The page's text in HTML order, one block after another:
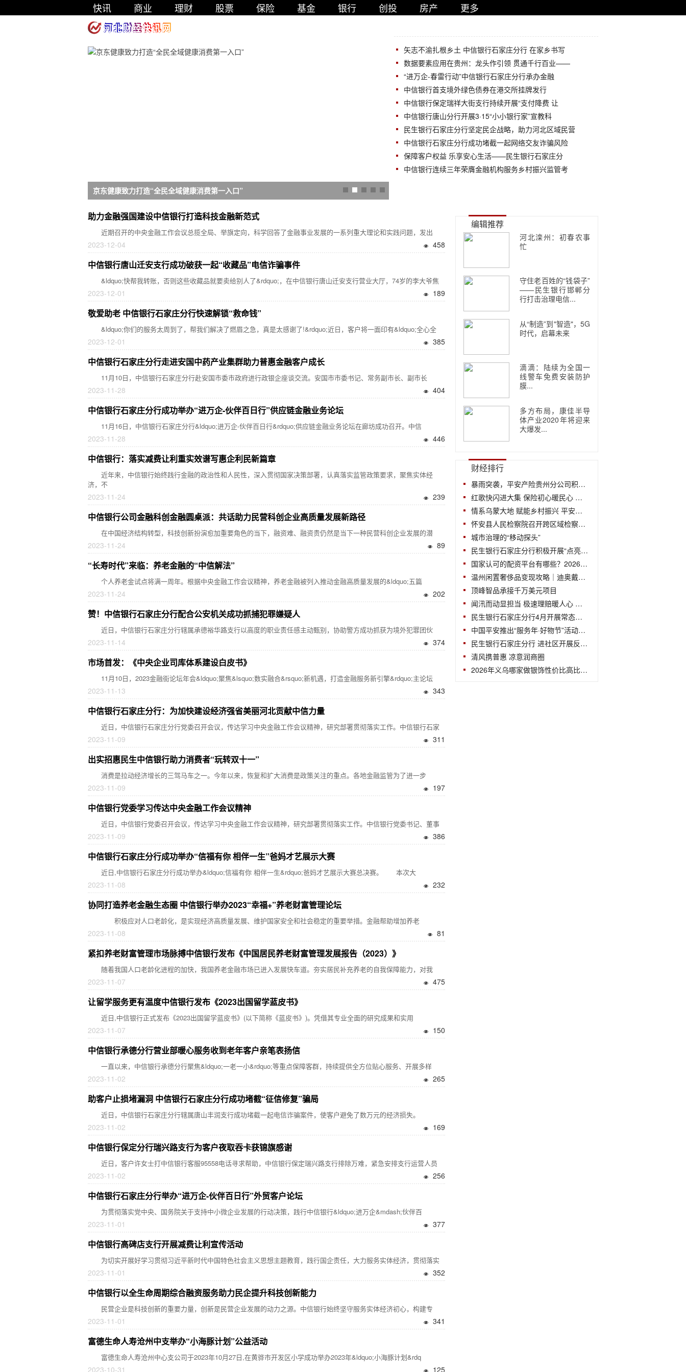
快讯 商业 理财 股票 保险 基金 银行 创投 房产 更多
京东健康致力打造“全民全域健康消费第一入口”
矢志不渝扎根乡土 中信银行石家庄分行 在家乡书写
数据要素应用在贵州：龙头作引领 贯通千行百业——
“进万企-春雷行动”中信银行石家庄分行承办金融
中信银行首支境外绿色债券在港交所挂牌发行
中信银行保定瑞祥大街支行持续开展“支付降费 让
中信银行唐山分行开展3·15“小小银行家”宣教科
民生银行石家庄分行坚定民企战略，助力河北区域民营
中信银行石家庄分行成功堵截一起网络交友诈骗风险
保障客户权益 乐享安心生活——民生银行石家庄分
中信银行连续三年荣膺金融机构服务乡村振兴监管考
助力金融强国建设中信银行打造科技金融新范式
近期召开的中央金融工作会议总揽全局、举旗定向，科学回答了金融事业发展的一系列重大理论和实践问题，发出
2023-12-04 458
中信银行唐山迁安支行成功破获一起“收藏品”电信诈骗事件
&ldquo;快帮我转账，否则这些收藏品就要卖给别人了&rdquo;，在中信银行唐山迁安支行营业大厅，74岁的李大爷焦
2023-12-01 189
敬爱助老 中信银行石家庄分行快速解锁“救命钱”
&ldquo;你们的服务太周到了，帮我们解决了燃眉之急，真是太感谢了!&rdquo;近日，客户将一面印有&ldquo;全心全
2023-12-01 385
中信银行石家庄分行走进安国中药产业集群助力普惠金融客户成长
11月10日，中信银行石家庄分行赴安国市委市政府进行政银企座谈交流。安国市市委书记、常务副市长、副市长
2023-11-28 404
中信银行石家庄分行成功举办“进万企-伙伴百日行”供应链金融业务论坛
11月16日，中信银行石家庄分行&ldquo;进万企-伙伴百日行&rdquo;供应链金融业务论坛在廊坊成功召开。中信
2023-11-28 446
中信银行：落实减费让利重实效谱写惠企利民新篇章
近年来，中信银行始终践行金融的政治性和人民性，深入贯彻国家决策部署，认真落实监管政策要求，聚焦实体经
济，不
2023-11-24 239
中信银行公司金融科创金融圆桌派：共话助力民营科创企业高质量发展新路径
在中国经济结构转型，科技创新扮演愈加重要角色的当下，融资难、融资贵仍然是当下一种民营科创企业发展的潜
2023-11-24 89
“长寿时代”来临：养老金融的“中信解法”
个人养老金试点将满一周年。根据中央金融工作会议精神，养老金融被列入推动金融高质量发展的&ldquo;五篇
2023-11-24 202
赞！中信银行石家庄分行配合公安机关成功抓捕犯罪嫌疑人
近日，中信银行石家庄分行辖属承德裕华路支行以高度的职业责任感主动甄别，协助警方成功抓获为境外犯罪团伙
2023-11-14 374
市场首发：《中央企业司库体系建设白皮书》
11月10日，2023金融街论坛年会&ldquo;聚焦&lsquo;数实融合&rsquo;新机遇，打造金融服务新引擎&rdquo;主论坛
2023-11-13 343
中信银行石家庄分行：为加快建设经济强省美丽河北贡献中信力量
近日，中信银行石家庄分行党委召开会议，传达学习中央金融工作会议精神，研究部署贯彻落实工作。中信银行石家
2023-11-09 311
出实招惠民生中信银行助力消费者“玩转双十一”
消费是拉动经济增长的三驾马车之一。今年以来，恢复和扩大消费是政策关注的重点。各地金融监管为了进一步
2023-11-09 197
中信银行党委学习传达中央金融工作会议精神
近日，中信银行党委召开会议，传达学习中央金融工作会议精神，研究部署贯彻落实工作。中信银行党委书记、董事
2023-11-09 386
中信银行石家庄分行成功举办“信福有你 相伴一生”爸妈才艺展示大赛
近日,中信银行石家庄分行成功举办&ldquo;信福有你 相伴一生&rdquo;爸妈才艺展示大赛总决赛。 本次大
2023-11-08 232
协同打造养老金融生态圈 中信银行举办2023“幸福+”养老财富管理论坛
​ 积极应对人口老龄化，是实现经济高质量发展、维护国家安全和社会稳定的重要举措。金融帮助增加养老
2023-11-08 81
紧扣养老财富管理市场脉搏中信银行发布《中国居民养老财富管理发展报告（2023）》
随着我国人口老龄化进程的加快，我国养老金融市场已进入发展快车道。夯实居民补充养老的自我保障能力，对我
2023-11-07 475
让留学服务更有温度中信银行发布《2023出国留学蓝皮书》
近日,中信银行正式发布《2023出国留学蓝皮书》(以下简称《蓝皮书》)。凭借其专业全面的研究成果和实用
2023-11-07 150
中信银行承德分行营业部暖心服务收到老年客户亲笔表扬信
一直以来，中信银行承德分行聚焦&ldquo;一老一小&rdquo;等重点保障客群，持续提供全方位贴心服务、开展多样
2023-11-02 265
助客户止损堵漏洞 中信银行石家庄分行成功堵截“征信修复”骗局
近日，中信银行石家庄分行辖属唐山丰润支行成功堵截一起电信诈骗案件，使客户避免了数万元的经济损失。
2023-11-02 169
中信银行保定分行瑞兴路支行为客户夜取吞卡获锦旗感谢
近日，客户许女士打中信银行客服95558电话寻求帮助，中信银行保定瑞兴路支行排除万难，紧急安排支行运营人员
2023-11-02 256
中信银行石家庄分行举办“进万企-伙伴百日行”外贸客户论坛
​为贯彻落实党中央、国务院关于支持中小微企业发展的行动决策，践行中信银行&ldquo;进万企&mdash;伙伴百
2023-11-01 377
中信银行高碑店支行开展减费让利宣传活动
为切实开展好学习贯彻习近平新时代中国特色社会主义思想主题教育，践行国企责任，大力服务实体经济，贯彻落实
2023-11-01 352
中信银行以全生命周期综合融资服务助力民企提升科技创新能力
民营企业是科技创新的重要力量，创新是民营企业发展的动力之源。中信银行始终坚守服务实体经济初心，构建专
2023-11-01 341
富德生命人寿沧州中支举办“小海豚计划”公益活动
富德生命人寿沧州中心支公司于2023年10月27日,在黄骅市开发区小学成功举办2023年&ldquo;小海豚计划&rdq
2023-10-31 125
编辑推荐
河北滦州：初春农事
忙
守住老百姓的“钱袋子”
——民生银行邯郸分
行打击治理电信...
从“制造”到"智造"，5G
时代，启幕未来
滴滴：陆续为全国一
线警车免费安装防护
膜...
多方布局，康佳半导
体产业2020年将迎来
大爆发...
财经排行
暴雨突袭，平安产险贵州分公司积极应对暴
红歌快闪进大集 保险初心暖民心 ——中
情系乌蒙大地 赋能乡村振兴 平安产险贵
怀安县人民检察院召开跨区域检察协作交
城市治理的“移动探头”
民生银行石家庄分行积极开展“点亮燕赵
国家认可的配资平台有哪些？2026安全靠谱
温州闲置奢侈品变现攻略｜迪奥戴妃卡地亚
顶峰智品承接千万美元项目
闻汛而动显担当 极速理赔暖人心 ——平
民生银行石家庄分行4月开展常态化金融
中国平安推出“服务年·好物节”活动，升
民生银行石家庄分行 进社区开展反诈宣
清风携普惠 凉意润商圈
2026年义乌哪家做银饰性价比高比较靠谱